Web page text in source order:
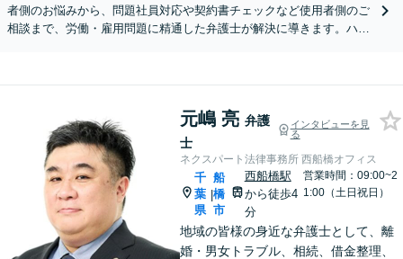
者側のお悩みから、問題社員対応や契約書チェックなど使用者側のご
相談まで、労働・雇用問題に精通した弁護士が解決に導きます。ハラ
元嶋 亮 弁護
士
インタビューを見
る
ネクスパート法律事務所 西船橋オフィス
千
葉
県
|
船
橋
市
西船橋駅
から徒歩4
分
営業時間：09:00~2
1:00（土日祝日）
地域の皆様の身近な弁護士として、離
婚・男女トラブル、相続、借金整理、